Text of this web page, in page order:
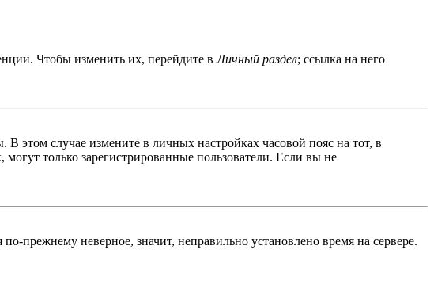
Чтобы изменить их, перейдите вЛичный раздел; ссылка на него
этом случае измените в личных настройках часовой пояс на тот, в
только зарегистрированные пользователи. Если вы не
прежнему неверное, значит, неправильно установлено время на сервере.